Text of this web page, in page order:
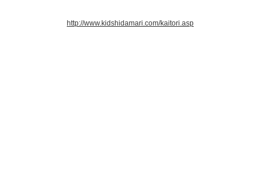
http://www.kidshidamari.com/kaitori.asp